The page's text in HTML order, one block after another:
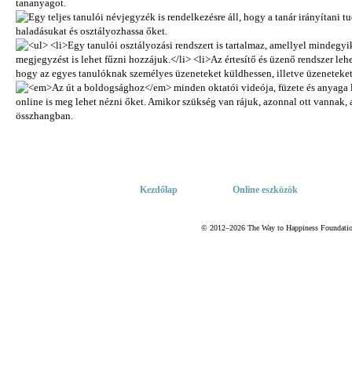
Kezdőlap Online eszközök
© 2012–2026 The Way to Happiness